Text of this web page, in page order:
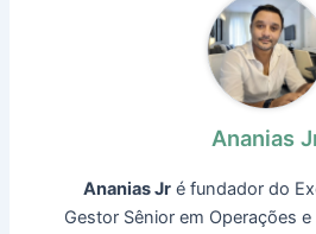
Ananias
Ananias Jr é fundador do
Gestor Sênior em Operações